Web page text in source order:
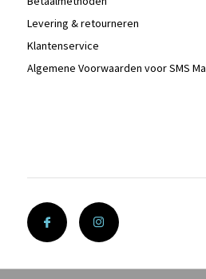
Levering & retourneren
Klantenservice
Algemene Voorwaarden voor SMS